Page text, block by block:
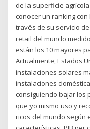
de la superficie
conocer un ranking
través de su servicio
retail del mundo
están los 10 mayores
Actualmente, Estados
instalaciones solares
instalaciones
consiguiendo bajar los
que yo mismo uso y
ricos del mundo según